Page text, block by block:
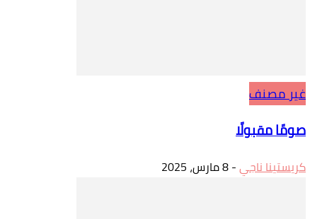
غير مصنف
صومًا مقبولًا
كريستينا ناجي-8 مارس، 2025